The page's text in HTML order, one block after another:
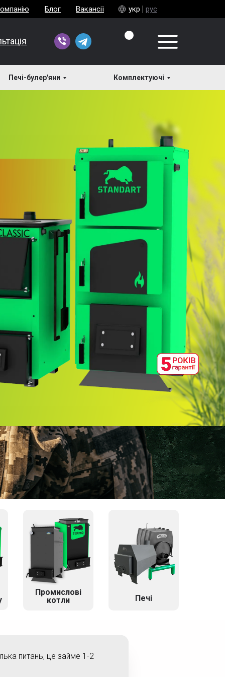
укр рус
Блог Вакансії
Печі-булер'яни Комплектуючі
Печі
Промислові
котли
питань, це займе 1-2